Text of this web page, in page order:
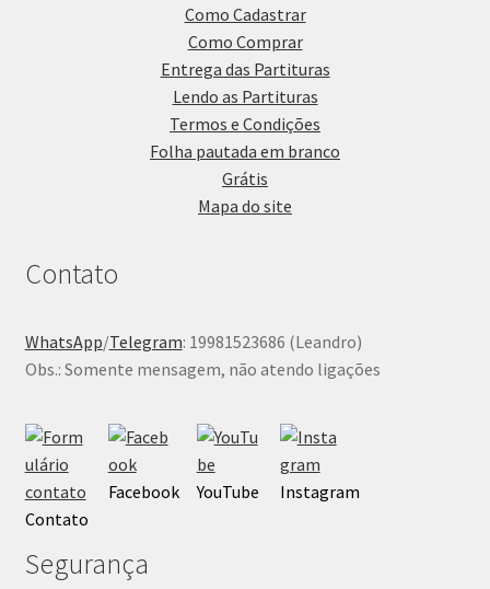
Como Cadastrar
Como Comprar
Entrega das Partituras
Lendo as Partituras
Termos e Condições
Folha pautada em branco
Grátis
Mapa do site
Contato
WhatsApp/Telegram: 19981523686 (Leandro)
Obs.: Somente mensagem, não atendo ligações
Contato
Facebook YouTube Instagram
Segurança